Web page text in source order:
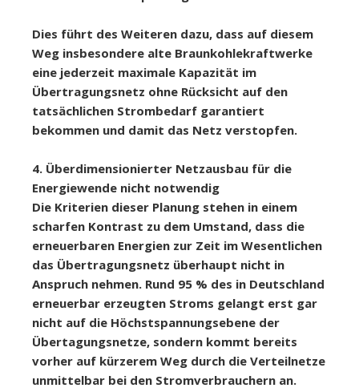
Dies führt des Weiteren dazu, dass auf diesem
Weg insbesondere alte Braunkohlekraftwerke
eine jederzeit maximale Kapazität im
Übertragungsnetz ohne Rücksicht auf den
tatsächlichen Strombedarf garantiert
bekommen und damit das Netz verstopfen.
4. Überdimensionierter Netzausbau für die
Energiewende nicht notwendig
Die Kriterien dieser Planung stehen in einem
scharfen Kontrast zu dem Umstand, dass die
erneuerbaren Energien zur Zeit im Wesentlichen
das Übertragungsnetz überhaupt nicht in
Anspruch nehmen. Rund 95 % des in Deutschland
erneuerbar erzeugten Stroms gelangt erst gar
nicht auf die Höchstspannungsebene der
Übertagungsnetze, sondern kommt bereits
vorher auf kürzerem Weg durch die Verteilnetze
unmittelbar bei den Stromverbrauchern an.